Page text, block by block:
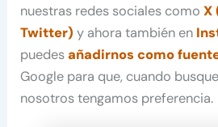
nuestras redes sociales comoX
Twitter) y ahora también en
puedesañadirnos como
Google para que, cuando
nosotros tengamos preferencia.